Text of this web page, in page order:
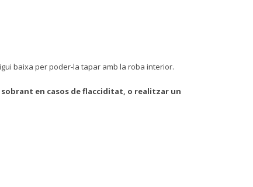
baixa per poder-la tapar amb la roba interior.
en casos de flacciditat, o realitzar un